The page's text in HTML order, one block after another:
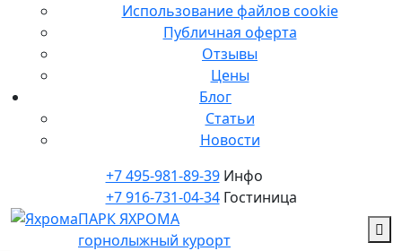
Использование файлов cookie
Публичная оферта
Отзывы
Цены
Блог
Статьи
Новости
+7 495-981-89-39Инфо
+7 916-731-04-34Гостиница
ПАРК ЯХРОМА
горнолыжный курорт